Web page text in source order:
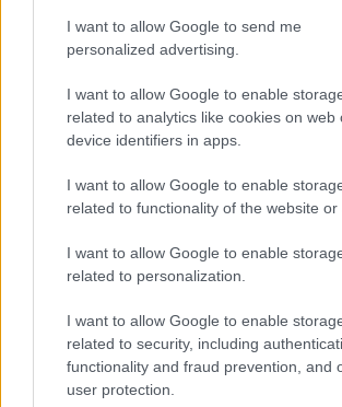
I want to allow Google to send me
personalized advertising.
I want to allow Google to enable
related to analytics like cookies on web
device identifiers in apps.
I want to allow Google to enable
related to functionality of the website or
I want to allow Google to enable
related to personalization.
I want to allow Google to enable
related to security, including
functionality and fraud prevention, and
user protection.
Myhl
siktar
hattri
ck i
Trysil
en...
20.0
7.20
26
2 Så
det i
Lyseb
otn
Opp –
flera
ka
pallpl
RULLSKI
DOR
05.0
8.20
26
3 Startl
och
startti
der
Lyseb
otn
RULLSKI
DOR
05.0
8.20
26
DOR